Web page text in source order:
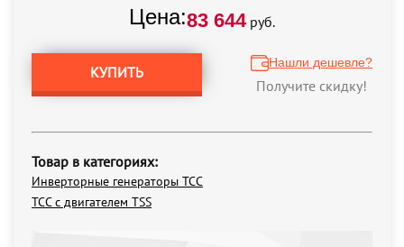
Цена:83 644руб.
КУПИТЬ
Нашли дешевле?
Получите скидку!
Товар в категориях:
Инверторные генераторы ТСС
ТСС с двигателем TSS